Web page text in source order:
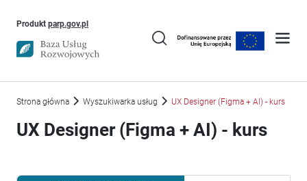
Produkt parp.gov.plUwaga, link otworzy się w nowym oknie
Strona główna Wyszukiwarka usług UX Designer (Figma + AI) - kurs
UX Designer (Figma + AI) - kurs